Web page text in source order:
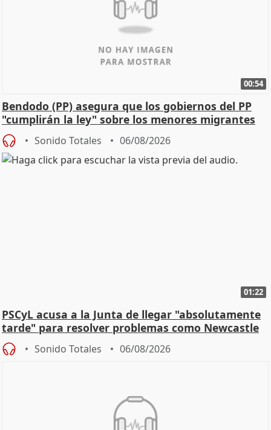
00:54
Bendodo (PP) asegura que los gobiernos del PP
"cumplirán la ley" sobre los menores migrantes
Sonido Totales 06/08/2026
01:22
PSCyL acusa a la Junta de llegar "absolutamente
tarde" para resolver problemas como Newcastle
Sonido Totales 06/08/2026